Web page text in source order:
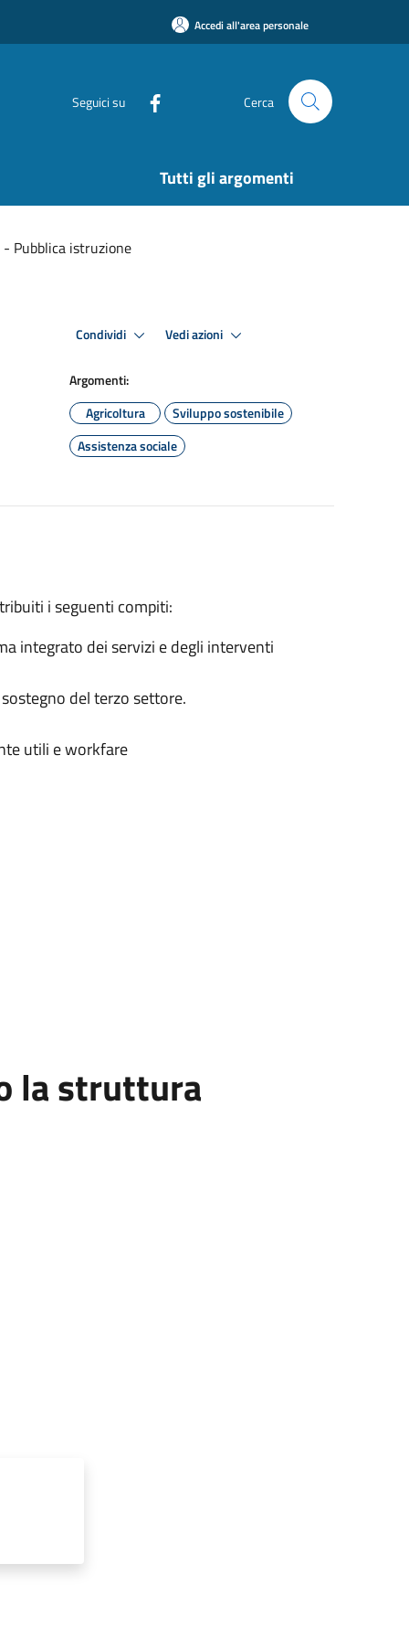
Accedi all'area personale
Seguici su Cerca
Tutti gli argomenti
Pubblica istruzione
Condividi Vedi azioni
Argomenti:
Agricoltura
Sviluppo sostenibile
Assistenza sociale
i seguenti compiti:
integrato dei servizi e degli interventi
del terzo settore.
utili e workfare
la struttura